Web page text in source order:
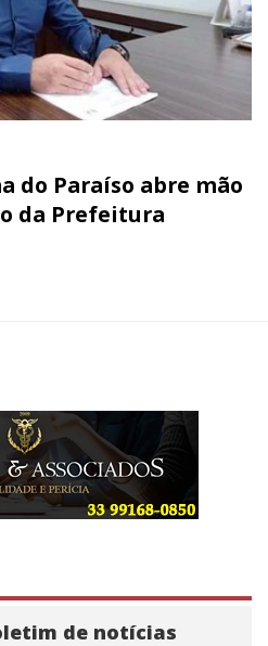
do Paraíso abre mão
da Prefeitura
de notícias